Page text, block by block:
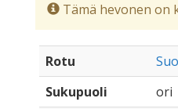
Tämä hevonen on
Rotu
Sukupuoli
ori